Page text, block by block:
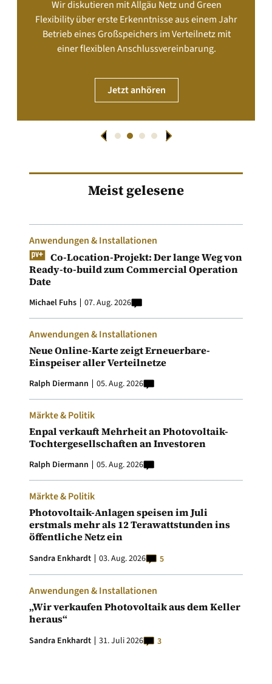
Wir diskutieren mit Allgäu Netz und Green
Flexibility über erste Erkenntnisse aus einem Jahr
Betrieb eines Großspeichers im Verteilnetz mit
einer flexiblen Anschlussvereinbarung.
Jetzt anhören
Meist gelesene
Anwendungen & Installationen
Co-Location-Projekt: Der lange Weg von
Ready-to-build zum Commercial Operation
Date
Michael Fuhs 07. Aug. 2026
Anwendungen & Installationen
Neue Online-Karte zeigt Erneuerbare-
Einspeiser aller Verteilnetze
Ralph Diermann 05. Aug. 2026
Märkte & Politik
Enpal verkauft Mehrheit an Photovoltaik-
Tochtergesellschaften an Investoren
Ralph Diermann 05. Aug. 2026
Märkte & Politik
Photovoltaik-Anlagen speisen im Juli
erstmals mehr als 12 Terawattstunden ins
öffentliche Netz ein
Sandra Enkhardt 03. Aug. 2026 5
Anwendungen & Installationen
„Wir verkaufen Photovoltaik aus dem Keller
heraus“
Sandra Enkhardt 31. Juli 2026 3